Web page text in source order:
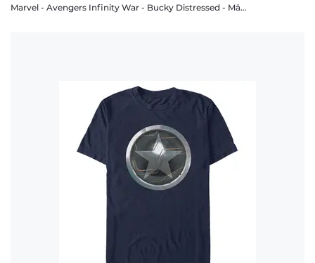
Marvel - Avengers Infinity War - Bucky Distressed - Männer T-Shirt